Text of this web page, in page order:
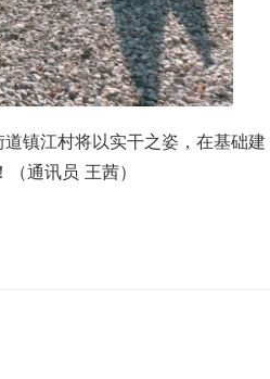
镇江村将以实干之姿，在基础建
通讯员 王茜）